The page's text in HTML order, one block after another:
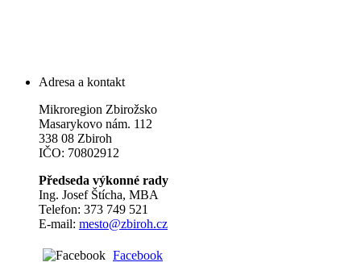
Adresa a kontakt
Mikroregion Zbirožsko
Masarykovo nám. 112
338 08 Zbiroh
IČO: 70802912
Předseda výkonné rady
Ing. Josef Štícha, MBA
Telefon: 373 749 521
E-mail: mesto@zbiroh.cz
Facebook